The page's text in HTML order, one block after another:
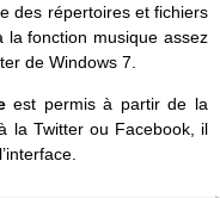
des répertoires et fichiers
la fonction musique assez
de Windows 7.
est permis à partir de la
la Twitter ou Facebook, il